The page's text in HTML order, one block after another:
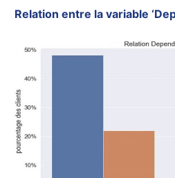
Relation entre la variable